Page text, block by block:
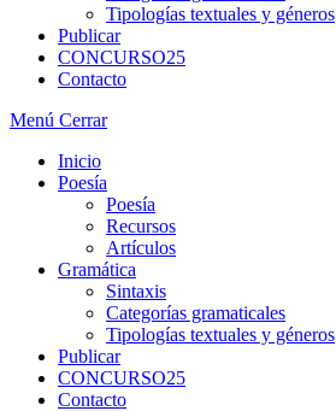
Tipologías textuales y géneros
Publicar
CONCURSO25
Contacto
Menú Cerrar
Inicio
Poesía
Poesía
Recursos
Artículos
Gramática
Sintaxis
Categorías gramaticales
Tipologías textuales y géneros
Publicar
CONCURSO25
Contacto